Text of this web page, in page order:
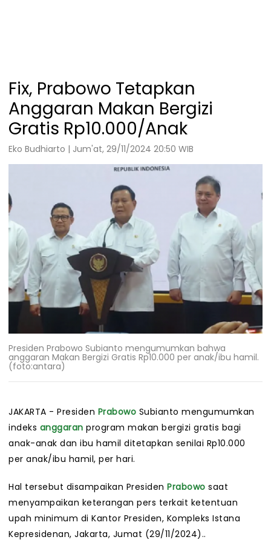
Fix, Prabowo Tetapkan
Anggaran Makan Bergizi
Gratis Rp10.000/Anak
Eko Budhiarto | Jum'at, 29/11/2024 20:50 WIB
Presiden Prabowo Subianto mengumumkan bahwa
anggaran Makan Bergizi Gratis Rp10.000 per anak/ibu hamil.
(foto:antara)
JAKARTA - Presiden Prabowo Subianto mengumumkan
indeks anggaran program makan bergizi gratis bagi
anak-anak dan ibu hamil ditetapkan senilai Rp10.000
per anak/ibu hamil, per hari.
Hal tersebut disampaikan Presiden Prabowo saat
menyampaikan keterangan pers terkait ketentuan
upah minimum di Kantor Presiden, Kompleks Istana
Kepresidenan, Jakarta, Jumat (29/11/2024)..